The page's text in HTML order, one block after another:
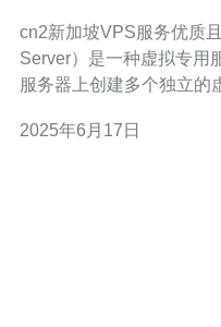
cn2新加坡VPS服务优质且稳定 VPS（
Server）是一种虚拟专用
服务器上创建多个独立的
不会受到其他用户的影响。 cn2新加坡VPS服务是一种
2025年6月17日